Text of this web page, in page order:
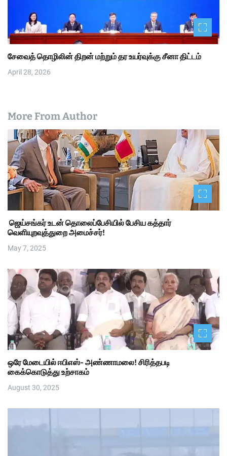
சேவைத் தொழிலின் திறன் மற்றும் தர உயர்வுக்கு சீனா திட்டம்
April 28, 2026
More From Author
ஜெய்சங்கர் உடன் தொலைப்பேசியில் பேசிய கத்தார்
வெளியுறவுத்துறை அமைச்சர்!
May 7, 2025
ஒரே மேடையில் ஈபிஎஸ்- அண்ணாமலை! சிரித்தபடி
கைக்கொடுத்து உற்சாகம்
August 30, 2025